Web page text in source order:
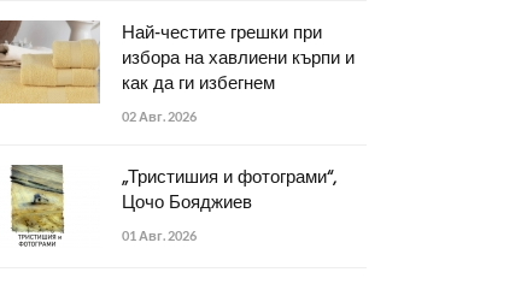
Най-честите грешки при
избора на хавлиени кърпи и
как да ги избегнем
02 Авг. 2026
„Тристишия и фотограми“,
Цочо Бояджиев
01 Авг. 2026